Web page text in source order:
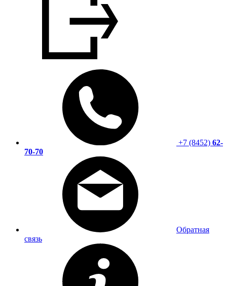
+7 (8452) 62-
70-70
Обратная
связь